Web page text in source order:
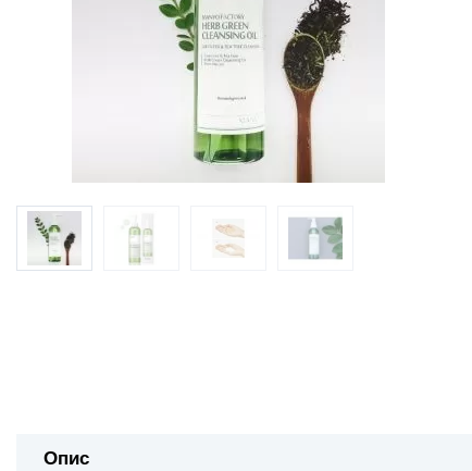
Опис